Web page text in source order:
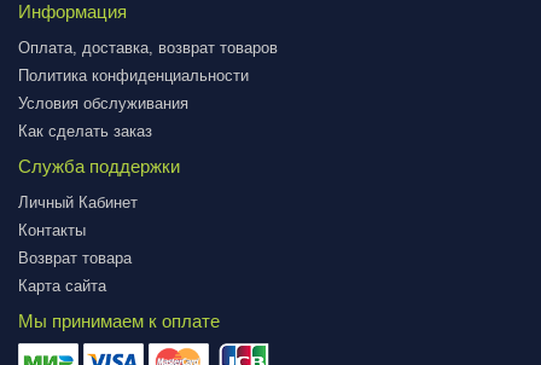
Информация
Оплата, доставка, возврат товаров
Политика конфиденциальности
Условия обслуживания
Как сделать заказ
Служба поддержки
Личный Кабинет
Контакты
Возврат товара
Карта сайта
Мы принимаем к оплате